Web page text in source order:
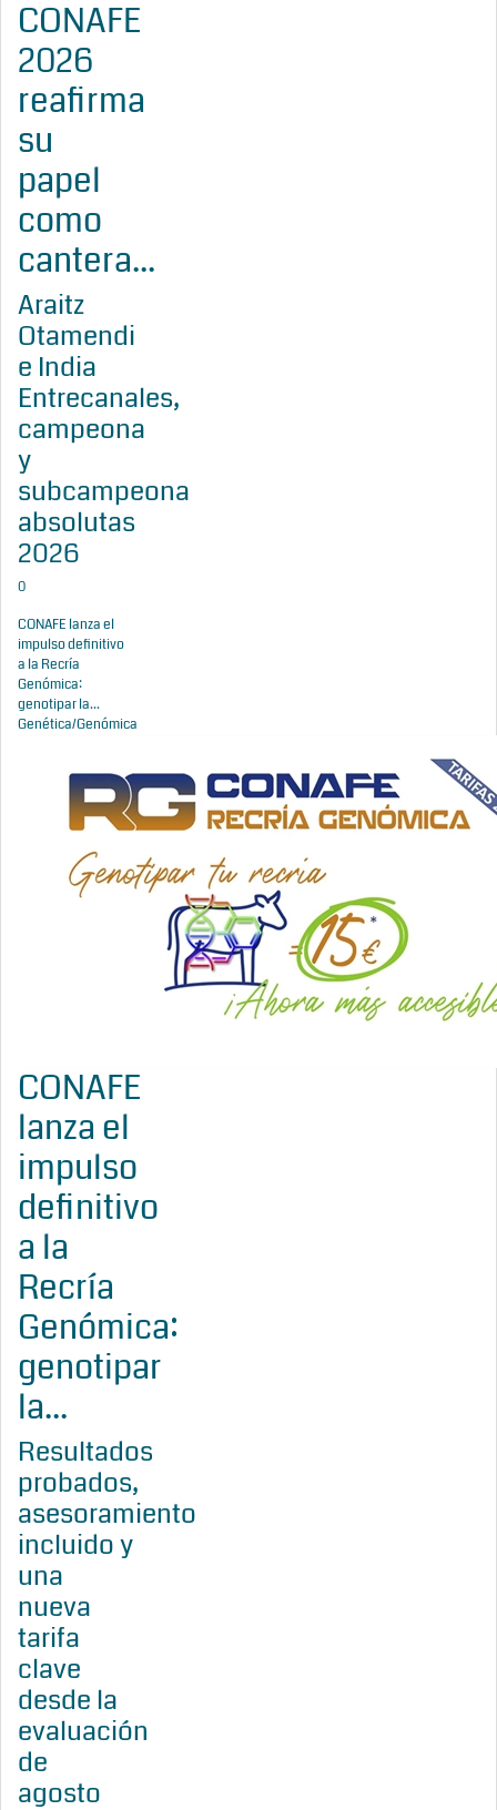
CONAFE
2026
reafirma
su
papel
como
cantera...
Araitz
Otamendi
e India
Entrecanales,
campeona
y
subcampeona
absolutas
2026
0
CONAFE lanza el
impulso definitivo
a la Recría
Genómica:
genotipar la...
Genética/Genómica
CONAFE
lanza el
impulso
definitivo
a la
Recría
Genómica:
genotipar
la...
Resultados
probados,
asesoramiento
incluido y
una
nueva
tarifa
clave
desde la
evaluación
de
agosto